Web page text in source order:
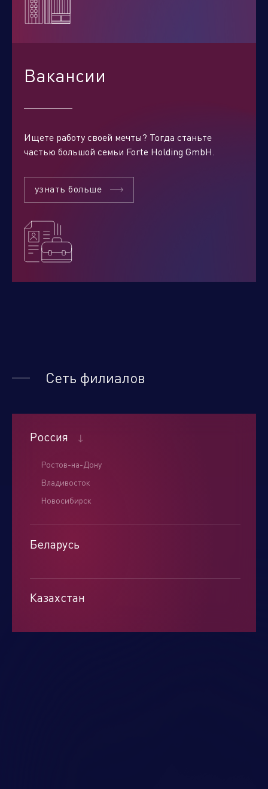
Вакансии
Ищете работу своей мечты? Тогда станьте
частью большой семьи Forte Holding GmbH.
узнать больше
Сеть филиалов
Россия
Ростов-на-Дону
Владивосток
Новосибирск
Беларусь
Казахстан